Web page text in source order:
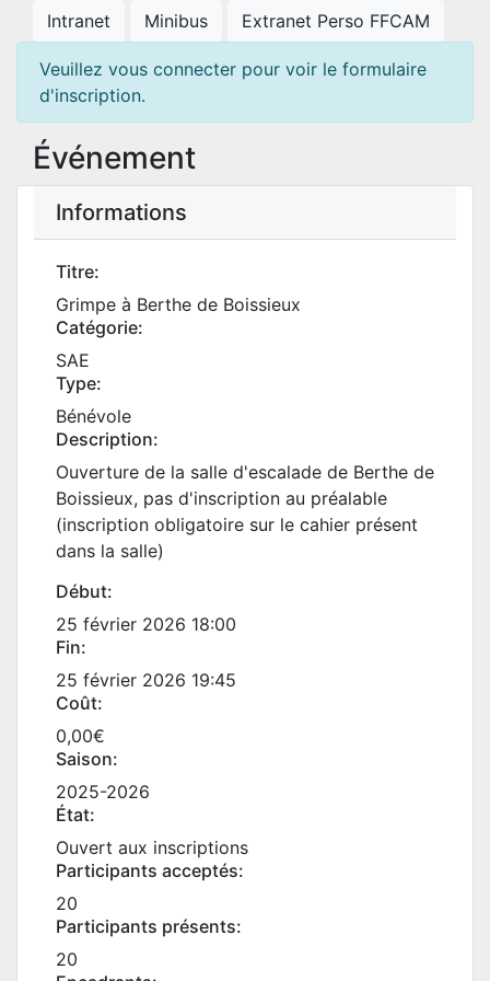
Intranet Minibus Extranet Perso FFCAM
Veuillez vous connecter pour voir le formulaire
d'inscription.
Événement
Informations
Titre:
Grimpe à Berthe de Boissieux
Catégorie:
SAE
Type:
Bénévole
Description:
Ouverture de la salle d'escalade de Berthe de
Boissieux, pas d'inscription au préalable
(inscription obligatoire sur le cahier présent
dans la salle)
Début:
25 février 2026 18:00
Fin:
25 février 2026 19:45
Coût:
0,00€
Saison:
2025-2026
État:
Ouvert aux inscriptions
Participants acceptés:
20
Participants présents:
20